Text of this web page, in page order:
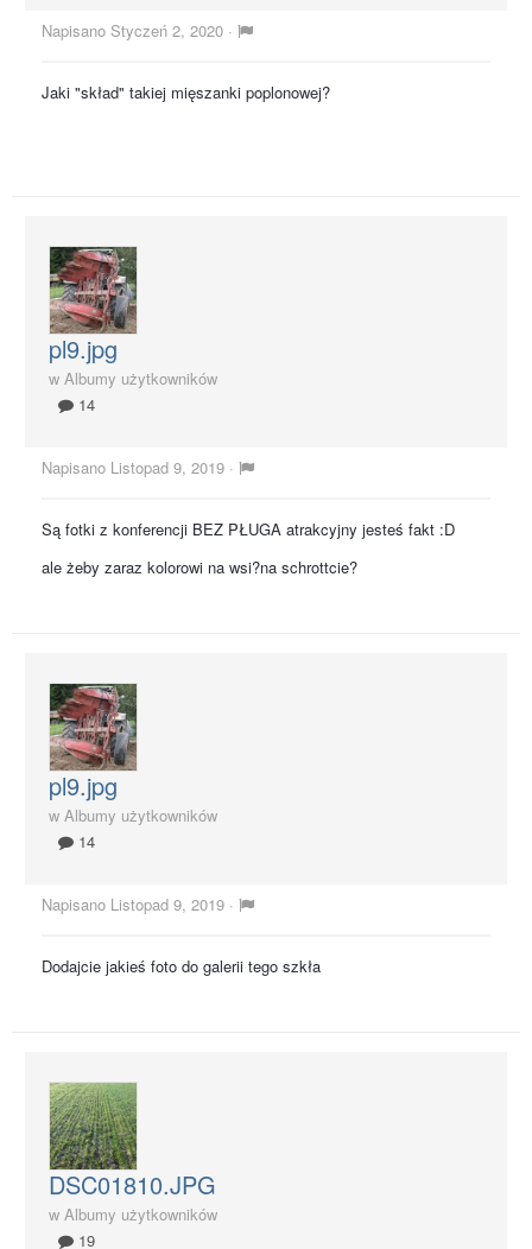
Napisano Styczeń 2, 2020 ·
Jaki "skład" takiej mięszanki poplonowej?
pl9.jpg
w Albumy użytkowników
14
Napisano Listopad 9, 2019 ·
Są fotki z konferencji BEZ PŁUGA atrakcyjny jesteś fakt :D
ale żeby zaraz kolorowi na wsi?na schrottcie?
pl9.jpg
w Albumy użytkowników
14
Napisano Listopad 9, 2019 ·
Dodajcie jakieś foto do galerii tego szkła
DSC01810.JPG
w Albumy użytkowników
19